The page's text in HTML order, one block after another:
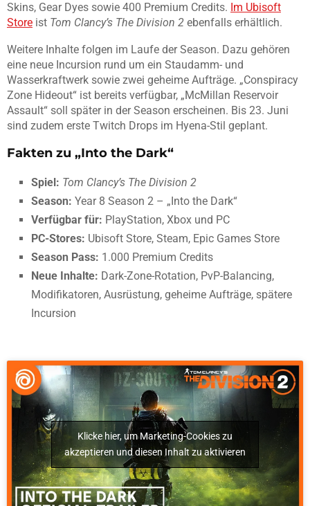
Skins, Gear Dyes sowie 400 Premium Credits. Im Ubisoft
Store ist Tom Clancy’s The Division 2 ebenfalls erhältlich.
Weitere Inhalte folgen im Laufe der Season. Dazu gehören
eine neue Incursion rund um ein Staudamm- und
Wasserkraftwerk sowie zwei geheime Aufträge. „Conspiracy
Zone Hideout“ ist bereits verfügbar, „McMillan Reservoir
Assault“ soll später in der Season erscheinen. Bis 23. Juni
sind zudem erste Twitch Drops im Hyena-Stil geplant.
Fakten zu „Into the Dark“
Spiel: Tom Clancy’s The Division 2
Season: Year 8 Season 2 – „Into the Dark“
Verfügbar für: PlayStation, Xbox und PC
PC-Stores: Ubisoft Store, Steam, Epic Games Store
Season Pass: 1.000 Premium Credits
Neue Inhalte: Dark-Zone-Rotation, PvP-Balancing,
Modifikatoren, Ausrüstung, geheime Aufträge, spätere
Incursion
Klicke hier, um Marketing-Cookies zu
akzeptieren und diesen Inhalt zu aktivieren